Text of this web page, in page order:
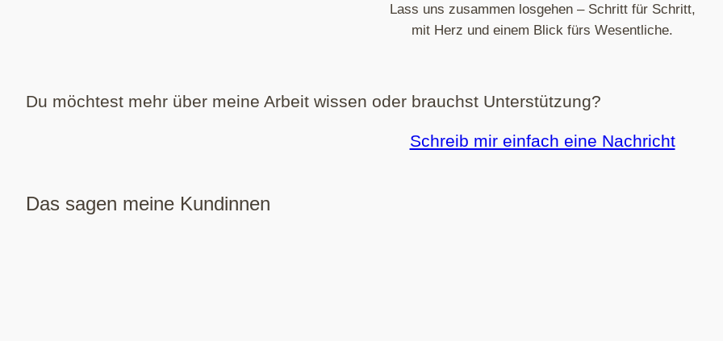
Lass uns zusammen losgehen – Schritt für Schritt,
mit Herz und einem Blick fürs Wesentliche.
Du möchtest mehr über meine Arbeit wissen oder brauchst Unterstützung?
Schreib mir einfach eine Nachricht
Das sagen meine Kundinnen